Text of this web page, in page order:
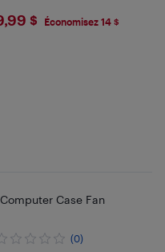
$ Économisez 14 $
Case Fan
(0)